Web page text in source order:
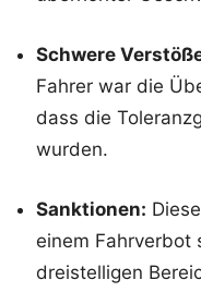
Schwere
Fahrer war die
dass die
wurden.
Sanktionen:
einem Fahrverbot
dreistelligen